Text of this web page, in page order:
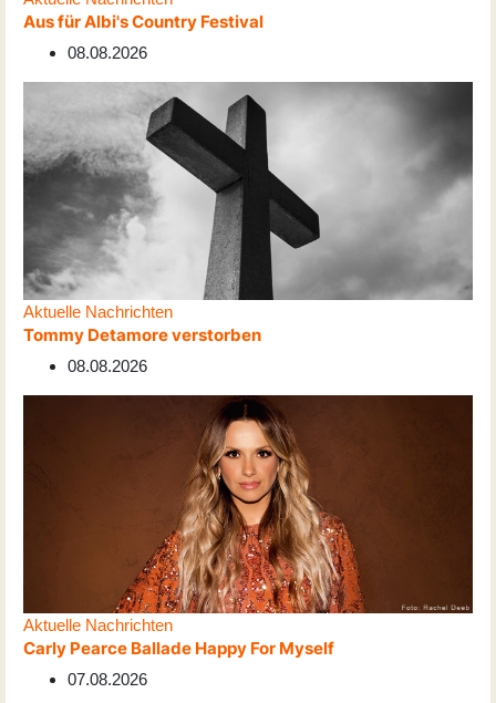
Aus für Albi's Country Festival
08.08.2026
Aktuelle Nachrichten
Tommy Detamore verstorben
08.08.2026
Aktuelle Nachrichten
Carly Pearce Ballade Happy For Myself
07.08.2026